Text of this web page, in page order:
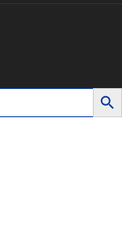
Search Button